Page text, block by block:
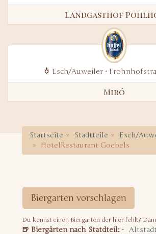
Landgasthof
Esch/Auweiler •
Miró
Startseite Stadtteile
Esch/
HotelRestaurant Goebels
Biergarten vorschlagen
Du kennst einen Biergarten der hier fehlt?
🍺 Biergärten nach Statdteil: